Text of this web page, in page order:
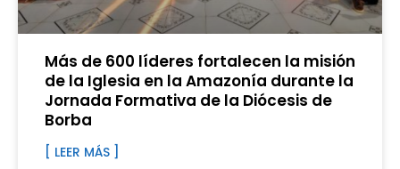
Más de 600 líderes fortalecen la misión
de la Iglesia en la Amazonía durante la
Jornada Formativa de la Diócesis de
Borba
[ LEER MÁS ]